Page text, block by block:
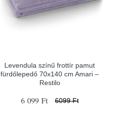
Levendula színű frottír pamut
fürdőlepedő 70x140 cm Amari –
Restilo
6 099 Ft 6099 Ft